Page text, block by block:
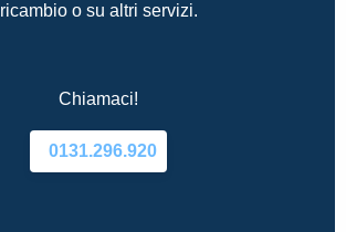
ricambio o su altri servizi.
Chiamaci!
0131.296.920